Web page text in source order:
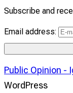
Subscribe and
Email address:
Public Opinion -
WordPress